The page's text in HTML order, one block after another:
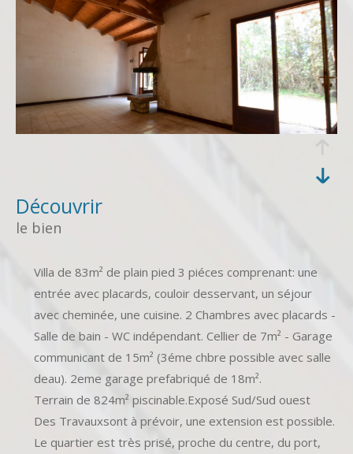
découvrir
le bien
Villa de 83m² de plain pied 3 piéces comprenant: une
entrée avec placards, couloir desservant, un séjour
avec cheminée, une cuisine. 2 Chambres avec placards -
Salle de bain - WC indépendant. Cellier de 7m² - Garage
communicant de 15m² (3éme chbre possible avec salle
deau). 2eme garage prefabriqué de 18m².
Terrain de 824m² piscinable.Exposé Sud/Sud ouest
Des Travauxsont à prévoir, une extension est possible.
Le quartier est très prisé, proche du centre, du port,